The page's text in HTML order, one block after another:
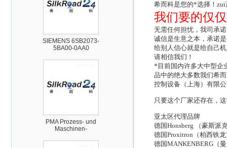
Automation GmbH
希而科是您的*选择！
我们要的仅
无需任何担忧，我司承诺
诚信是生意之本，承诺
给别人信心就是给自己
请相信我们！
*目前国内许多大中型企
品中的绝大多数我们希
控制设备（上海）有限
只要这个厂家还存在，
亚太区代理品牌
德国Honsberg （豪斯派
德国Proxitron（柏西铁
德国MANKENBERG（